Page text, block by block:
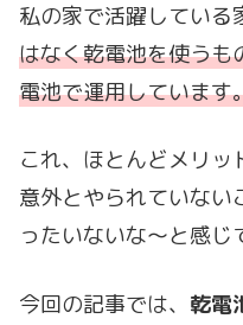
私の家で活躍している
はなく乾電池を使うも
電池で運用しています
これ、ほとんどメリッ
意外とやられていない
ったいないな～と感じ
今回の記事では、 乾電